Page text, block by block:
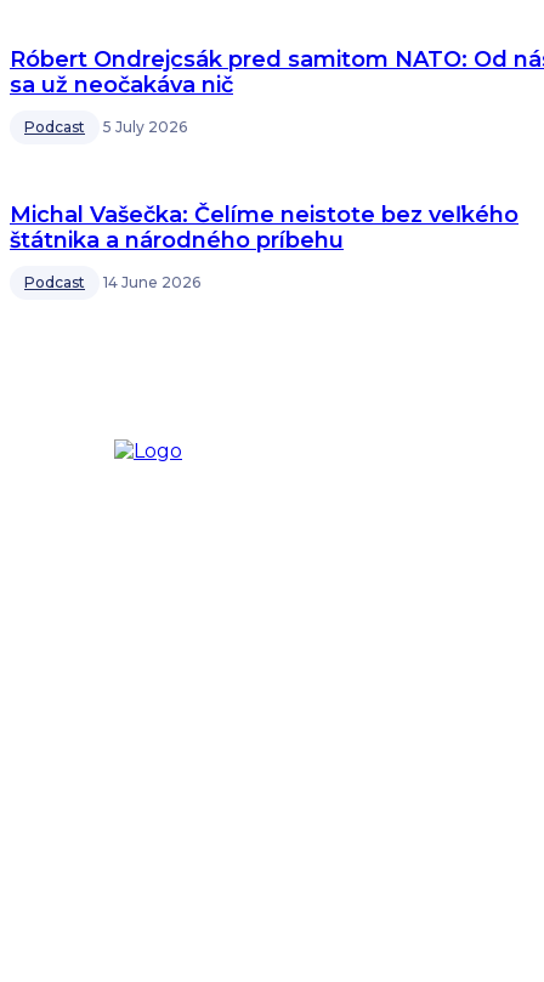
Róbert Ondrejcsák pred samitom NATO: Od
sa už neočakáva nič
Podcast 5 July 2026
Michal Vašečka: Čelíme neistote bez veľkého
štátnika a národného príbehu
Podcast 14 June 2026